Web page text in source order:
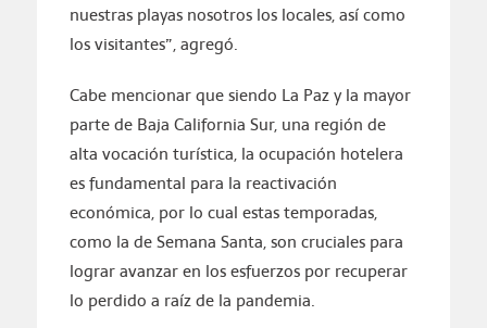
nuestras playas nosotros los locales, así como
los visitantes”, agregó.
Cabe mencionar que siendo La Paz y la mayor
parte de Baja California Sur, una región de
alta vocación turística, la ocupación hotelera
es fundamental para la reactivación
económica, por lo cual estas temporadas,
como la de Semana Santa, son cruciales para
lograr avanzar en los esfuerzos por recuperar
lo perdido a raíz de la pandemia.